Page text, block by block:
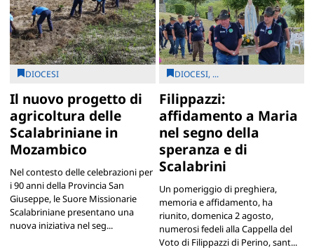
DIOCESI
Il nuovo progetto di
agricoltura delle
Scalabriniane in
Mozambico
Nel contesto delle celebrazioni per
i 90 anni della Provincia San
Giuseppe, le Suore Missionarie
Scalabriniane presentano una
nuova iniziativa nel seg...
DIOCESI, ...
Filippazzi:
affidamento a Maria
nel segno della
speranza e di
Scalabrini
Un pomeriggio di preghiera,
memoria e affidamento, ha
riunito, domenica 2 agosto,
numerosi fedeli alla Cappella del
Voto di Filippazzi di Perino, sant...